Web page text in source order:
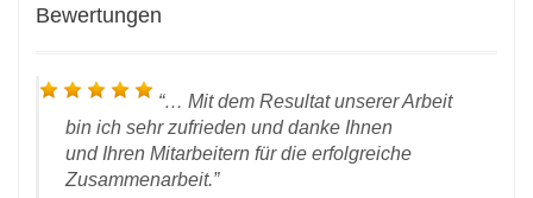
Bewertungen
…Mit dem Resultat unserer Arbeit
bin ich sehr zufrieden und danke Ihnen
und Ihren Mitarbeitern für die erfolgreiche
Zusammenarbeit.